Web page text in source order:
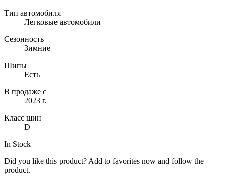
Тип автомобиля
Легковые автомобили
Сезонность
Зимние
Шипы
Есть
В продаже с
2023 г.
Класс шин
D
In Stock
Did you like this product? Add to favorites now and follow the
product.